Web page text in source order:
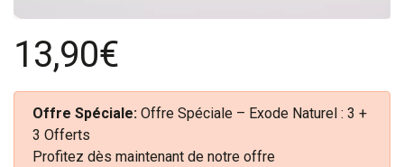
13,90€
Offre Spéciale: Offre Spéciale – Exode Naturel : 3 +
3 Offerts
Profitez dès maintenant de notre offre